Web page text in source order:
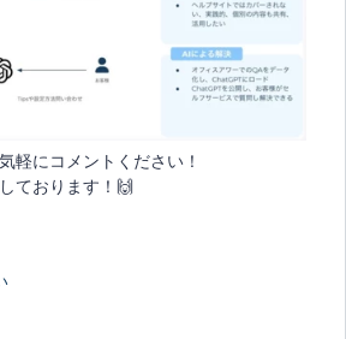
軽にコメントください！
ております！🙌